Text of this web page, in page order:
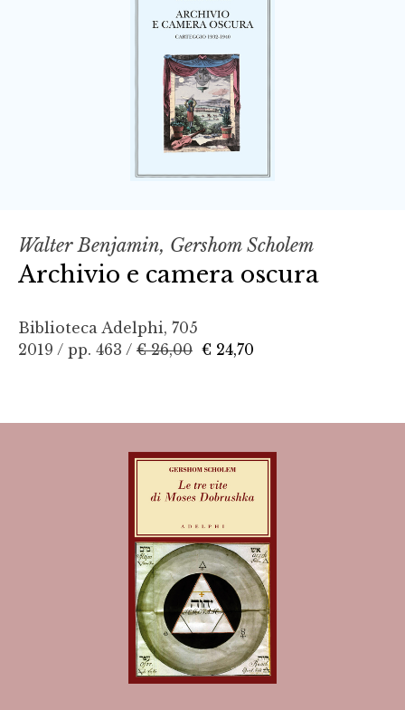
Walter Benjamin, Gershom Scholem
Archivio e camera oscura
Biblioteca Adelphi, 705
2019 / pp. 463 / € 26,00 € 24,70